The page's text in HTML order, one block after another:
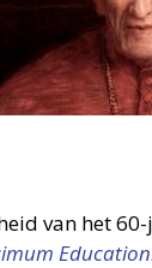
van het